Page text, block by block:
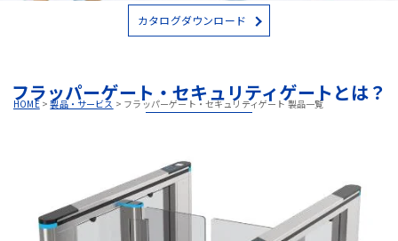
HOME>製品・サービス > フラッパーゲート・セキュリティゲート 製品一覧
カタログダウンロード
フラッパーゲート・セキュリティゲートとは？